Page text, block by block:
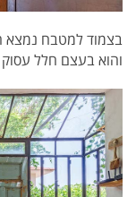
בצמוד למטבח נמצא
והוא בעצם חלל עסוק